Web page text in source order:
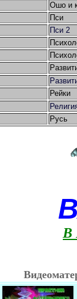
Ошо и
Пси
Пси 2
Рейки
Русь
В